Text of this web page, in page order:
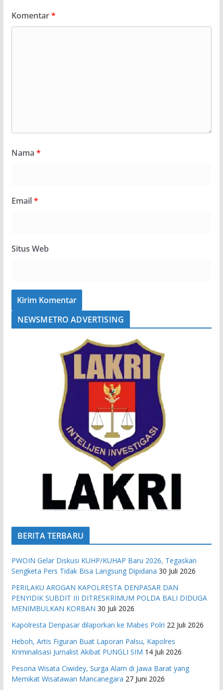
Komentar*
Nama *
Email*
Situs Web
NEWSMETRO ADVERTISING
BERITA TERBARU
PWOIN Gelar Diskusi KUHP/KUHAP Baru 2026, Tegaskan
Sengketa Pers Tidak Bisa Langsung Dipidana 30 Juli 2026
PERILAKU AROGAN KAPOLRESTA DENPASAR DAN
PENYIDIK SUBDIT III DITRESKRIMUM POLDA BALI DIDUGA
MENIMBULKAN KORBAN 30 Juli 2026
Kapolresta Denpasar dilaporkan ke Mabes Polri 22 Juli 2026
Heboh, Artis Figuran Buat Laporan Palsu, Kapolres
Kriminalisasi Jurnalist Akibat PUNGLI SIM 14 Juli 2026
Pesona Wisata Ciwidey, Surga Alam di Jawa Barat yang
Memikat Wisatawan Mancanegara 27 Juni 2026